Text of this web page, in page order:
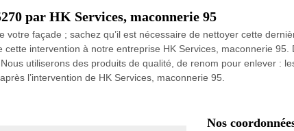
par HK Services, maconnerie 95
votre façade ; sachez qu’il est nécessaire de nettoyer cette
intervention à notre entreprise HK Services, maconnerie
utiliserons des produits de qualité, de renom pour enlever :
l’intervention de HK Services, maconnerie 95.
Nos